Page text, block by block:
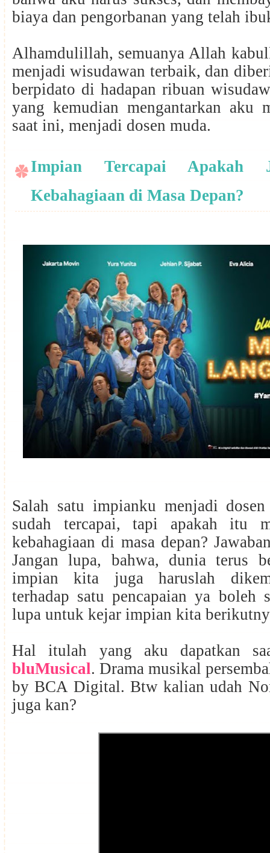
biaya dan pengorbanan yang telah
Alhamdulillah, semuanya Allah
menjadi wisudawan terbaik, dan
berpidato di hadapan ribuan
yang kemudian mengantarkan aku
saat ini, menjadi dosen muda.
Impian Tercapai Apakah
Kebahagiaan di Masa Depan?
Salah satu impianku menjadi
sudah tercapai, tapi apakah itu
kebahagiaan di masa depan?
Jangan lupa, bahwa, dunia terus
impian kita juga haruslah
terhadap satu pencapaian ya boleh
lupa untuk kejar impian kita
Hal itulah yang aku dapatkan
bluMusical. Drama musikal
by BCA Digital. Btw kalian udah
juga kan?